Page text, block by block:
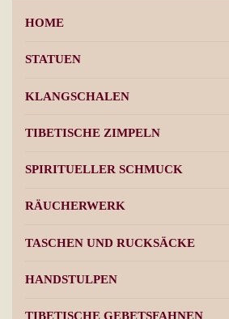
HOME
STATUEN
KLANGSCHALEN
TIBETISCHE ZIMPELN
SPIRITUELLER SCHMUCK
RÄUCHERWERK
TASCHEN UND RUCKSÄCKE
HANDSTULPEN
TIBETISCHE GEBETSFAHNEN